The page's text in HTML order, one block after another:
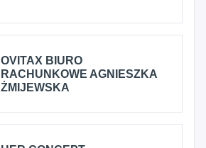
OVITAX BIURO
RACHUNKOWE AGNIESZKA
ŻMIJEWSKA